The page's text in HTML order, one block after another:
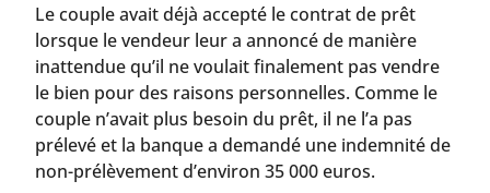
Le couple avait déjà accepté le contrat de prêt
lorsque le vendeur leur a annoncé de manière
inattendue qu’il ne voulait finalement pas vendre
le bien pour des raisons personnelles. Comme le
couple n’avait plus besoin du prêt, il ne l’a pas
prélevé et la banque a demandé une indemnité de
non-prélèvement d’environ 35 000 euros.